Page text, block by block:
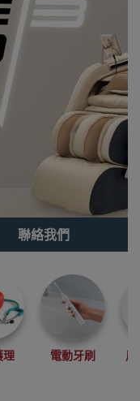
聯絡我們
理 電動牙刷 風